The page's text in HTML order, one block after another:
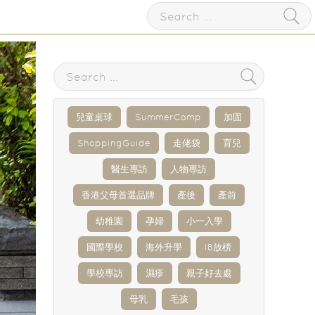
兒童桌球 SummerCamp 加固
ShoppingGuide 走佬袋 育兒
醫生專訪 人物專訪
香港父母首選品牌 產後 產前
幼稚園 孕婦 小一入學
國際學校 海外升學 IB放榜
學校專訪 濕疹 親子好去處
母乳 毛孩